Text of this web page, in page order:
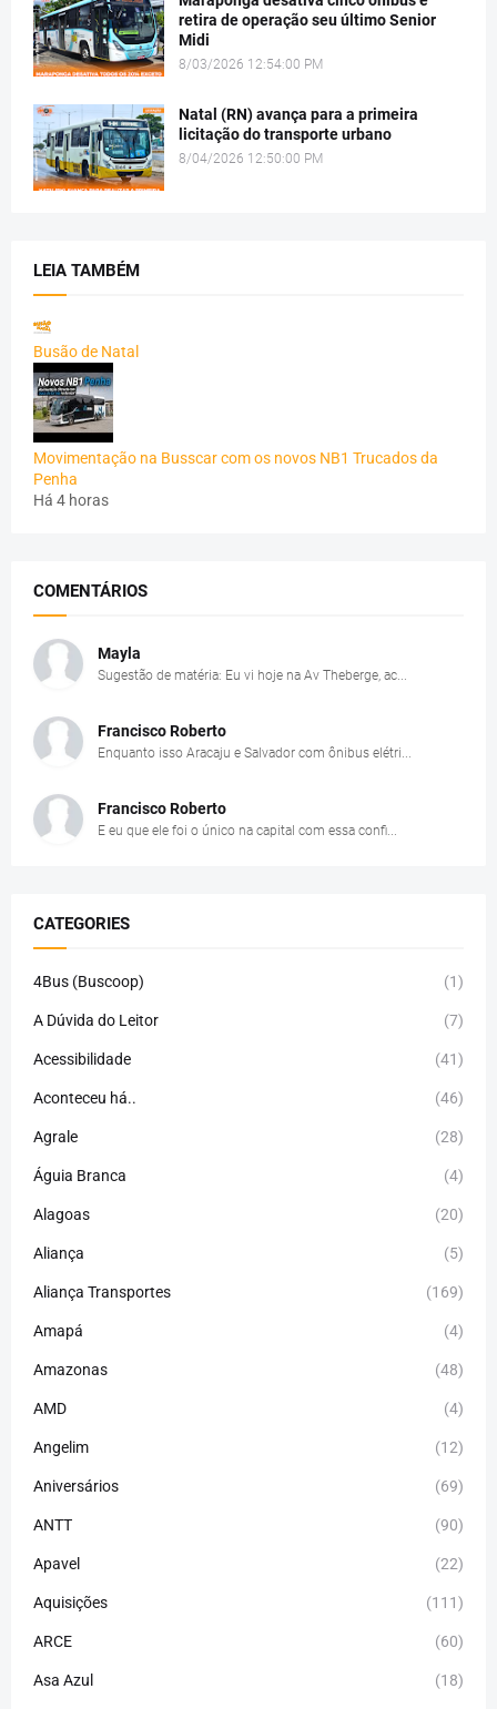
retira de operação seu último Senior
Midi
8/03/2026 12:54:00 PM
Natal (RN) avança para a primeira
licitação do transporte urbano
8/04/2026 12:50:00 PM
LEIA TAMBÉM
Busão de Natal
Movimentação na Busscar com os novos NB1 Trucados da
Penha
Há 4 horas
COMENTÁRIOS
Mayla
Sugestão de matéria: Eu vi hoje na Av Theberge, ac...
Francisco Roberto
Enquanto isso Aracaju e Salvador com ônibus elétri...
Francisco Roberto
E eu que ele foi o único na capital com essa confi...
CATEGORIES
4Bus (Buscoop) (1)
A Dúvida do Leitor (7)
Acessibilidade (41)
Aconteceu há.. (46)
Agrale (28)
Águia Branca (4)
Alagoas (20)
Aliança (5)
Aliança Transportes (169)
Amapá (4)
Amazonas (48)
AMD (4)
Angelim (12)
Aniversários (69)
ANTT (90)
Apavel (22)
Aquisições (111)
ARCE (60)
Asa Azul (18)